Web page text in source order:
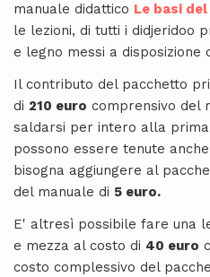
manuale didattico Le basi
le lezioni, di tutti i didjeridoo
e legno messi a disposizione
Il contributo del pacchetto
di 210 euro comprensivo del
saldarsi per intero alla prima
possono essere tenute
bisogna aggiungere al
del manuale di 5 euro.
E' altresì possibile fare una
e mezza al costo di 40 euro
costo complessivo del